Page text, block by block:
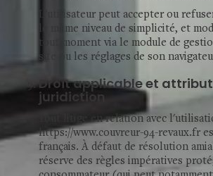
L'utilisateur peut accepter ou
le même niveau de simplicité, et
tout moment via le module de
site ou les réglages de son
Droit applicable et
juridiction
Tout litige en relation avec
https://www.couvreur-94-revaux.fr
français. À défaut de résolution
réserve des règles impératives